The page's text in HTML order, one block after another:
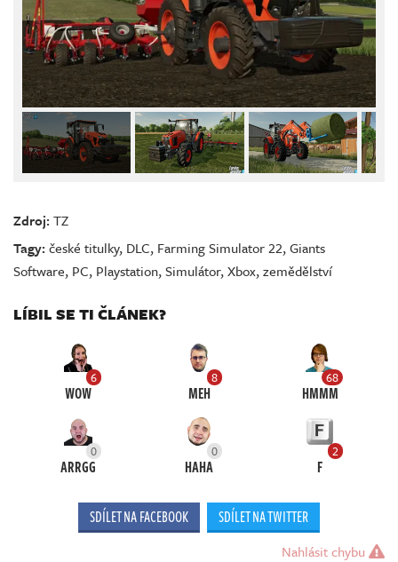
Zdroj:TZ
Tagy:české titulky, DLC, Farming Simulator 22,Giants
Software, PC, Playstation,Simulátor,Xbox,zemědělství
LÍBIL SE TI ČLÁNEK?
6
WOW
8
MEH
68
HMMM
0
ARRGG
0
HAHA
2
F
SDÍLET NA FACEBOOK SDÍLET NA TWITTER
Nahlásit chybu